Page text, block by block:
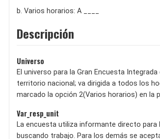
b. Varios horarios: A ____
Descripción
Universo
El universo para la Gran Encuesta
territorio nacional; va dirigida a todos los
marcado la opción 2(Varios horarios) en la
Var_resp_unit
La encuesta utiliza informante directo para
buscando trabajo. Para los demás se